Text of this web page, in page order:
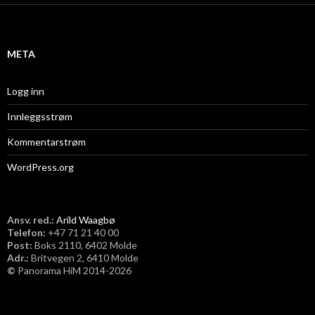
i
META
Logg inn
Innleggsstrøm
Kommentarstrøm
WordPress.org
Ansv. red.: Arild Waagbø
Telefon: ​+47 71 21 40 00
Post: Boks 2110, 6402 Molde
Adr.: Britvegen 2, 6410 Molde
© Panorama HiM 2014-2026